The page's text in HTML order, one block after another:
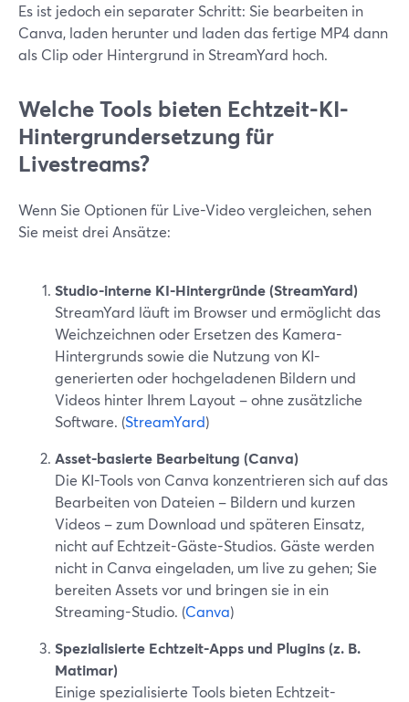
Es ist jedoch ein separater Schritt: Sie bearbeiten in
Canva, laden herunter und laden das fertige MP4 dann
als Clip oder Hintergrund in StreamYard hoch.
Welche Tools bieten Echtzeit-KI-
Hintergrundersetzung für
Livestreams?
Wenn Sie Optionen für Live-Video vergleichen, sehen
Sie meist drei Ansätze:
Studio-interne KI-Hintergründe (StreamYard)
StreamYard läuft im Browser und ermöglicht das
Weichzeichnen oder Ersetzen des Kamera-
Hintergrunds sowie die Nutzung von KI-
generierten oder hochgeladenen Bildern und
Videos hinter Ihrem Layout – ohne zusätzliche
Software. (StreamYard)
Asset-basierte Bearbeitung (Canva)
Die KI-Tools von Canva konzentrieren sich auf das
Bearbeiten von Dateien – Bildern und kurzen
Videos – zum Download und späteren Einsatz,
nicht auf Echtzeit-Gäste-Studios. Gäste werden
nicht in Canva eingeladen, um live zu gehen; Sie
bereiten Assets vor und bringen sie in ein
Streaming-Studio. (Canva)
Spezialisierte Echtzeit-Apps und Plugins (z. B.
Matimar)
Einige spezialisierte Tools bieten Echtzeit-